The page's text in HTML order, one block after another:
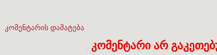
კომენტარის დამატება
კომენტარი არ